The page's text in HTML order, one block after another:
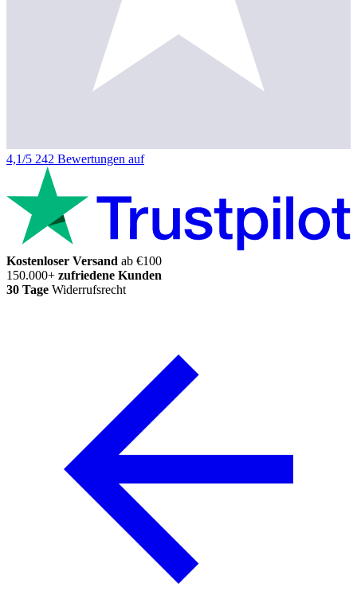
4,1/5 242 Bewertungen auf
Kostenloser Versand ab €100
150.000+ zufriedene Kunden
30 Tage Widerrufsrecht